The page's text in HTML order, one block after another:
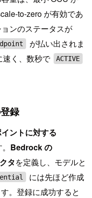
to-zero が有効であ
ンのステータスが
が払い出されま
速く、数秒で
ACTIVE
録
ントに対する
Bedrock の
タを定義し、モデルと
には先ほど作成
。登録に成功すると